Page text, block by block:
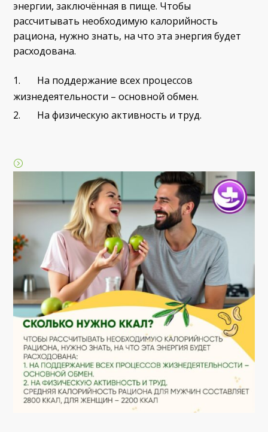
энергии, заключённая в пище. Чтобы
рассчитывать необходимую калорийность
рациона, нужно знать, на что эта энергия будет
расходована.
На поддержание всех процессов
жизнедеятельности – основной обмен.
На физическую активность и труд.